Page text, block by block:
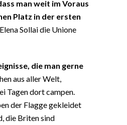
man weit im Voraus
Platz in der ersten
Sollai die Unione
die man gerne
aus aller Welt,
Tagen dort campen.
der Flagge gekleidet
die Briten sind